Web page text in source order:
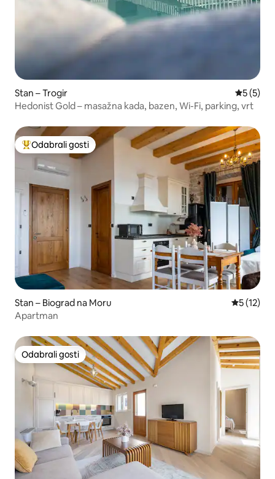
Stan – Trogir
5 (5)
Hedonist Gold – masažna kada, bazen, Wi-Fi, parking, vrt
Među najviše rangiranima s oznakom „Odabrali gosti”
Odabrali gosti
Stan – Biograd na Moru Prosječna
5 (12)
Apartman
Odabrali gosti
Odabrali gosti